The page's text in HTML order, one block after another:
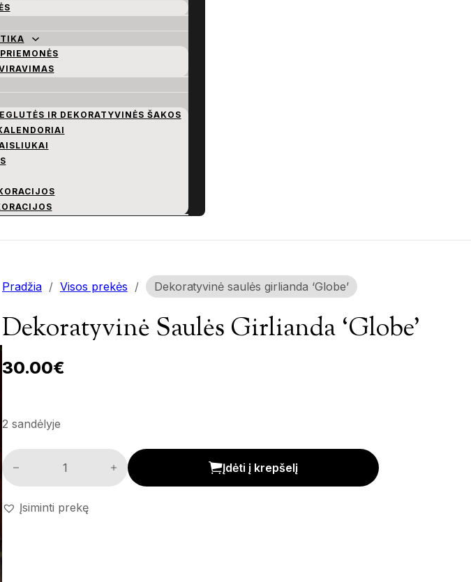
IR DEKORATYVINĖS ŠAKOS
Pradžia / Visos prekės / Dekoratyvinė saulės girlianda ‘Globe’
Dekoratyvinė Saulės Girlianda ‘Globe’
30.00€
2 sandėlyje
Dekoratyvinė saulės girlianda 'Globe' kiekis
Įdėti į krepšelį
Įsiminti prekę